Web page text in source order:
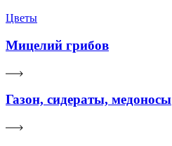
Цветы
Мицелий грибов
Газон, сидераты, медоносы